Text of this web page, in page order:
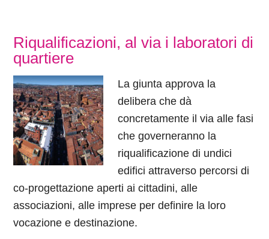
Riqualificazioni, al via i laboratori di
quartiere
La giunta approva la
delibera che dà
concretamente il via alle fasi
che governeranno la
riqualificazione di undici
edifici attraverso percorsi di
co-progettazione aperti ai cittadini, alle
associazioni, alle imprese per definire la loro
vocazione e destinazione.